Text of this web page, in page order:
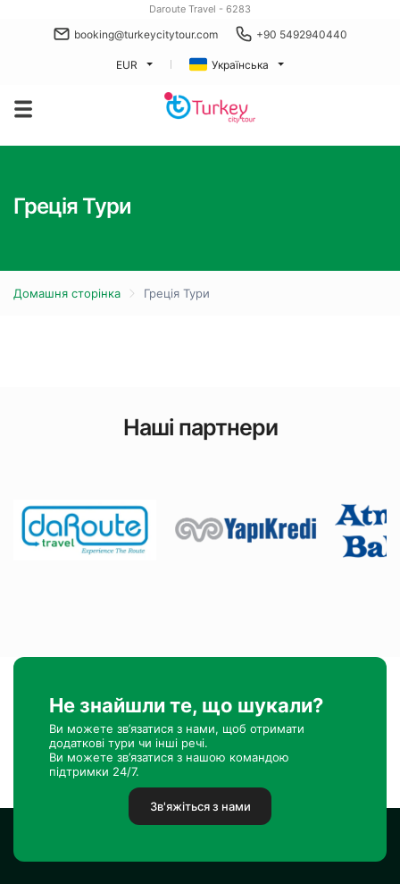
Daroute Travel - 6283
booking@turkeycitytour.com +90 5492940440
EUR Українська
Греція Тури
Домашня сторінка Греція Тури
Наші партнери
Не знайшли те, що шукали?
Ви можете зв’язатися з нами, щоб отримати
додаткові тури чи інші речі.
Ви можете зв’язатися з нашою командою
підтримки 24/7.
Зв'яжіться з нами